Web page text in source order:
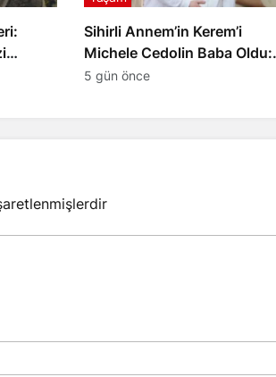
Sihirli Annem’in Kerem’i
Michele Cedolin Baba Oldu:
İşte Bebeğin İsmi
5 gün önce